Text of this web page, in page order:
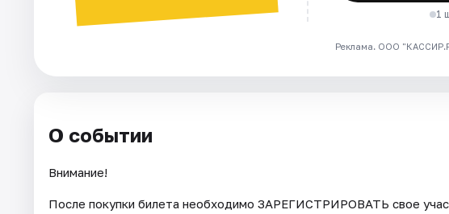
1
Реклама. ООО
О событии
Внимание!
После покупки билета необходимо ЗАРЕГИСТРИРОВАТЬ свое